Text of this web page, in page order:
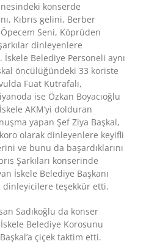
konserde
Kıbrıs gelini, Berber
Seni, Köprüden
dinleyenlere
Belediye Personeli aynı
öncülüğündeki 33 koriste
Fuat Kutrafalı,
ise Özkan Boyacıoğlu
AKM’yi dolduran
yapan Şef Ziya Başkal,
olarak dinleyenlere keyifli
ve bunu da başardıklarını
Şarkıları konserinde
İskele Belediye Başkanı
dinleyicilere teşekkür etti.
Sadıkoğlu da konser
Belediye Korosunu
çiçek taktim etti.